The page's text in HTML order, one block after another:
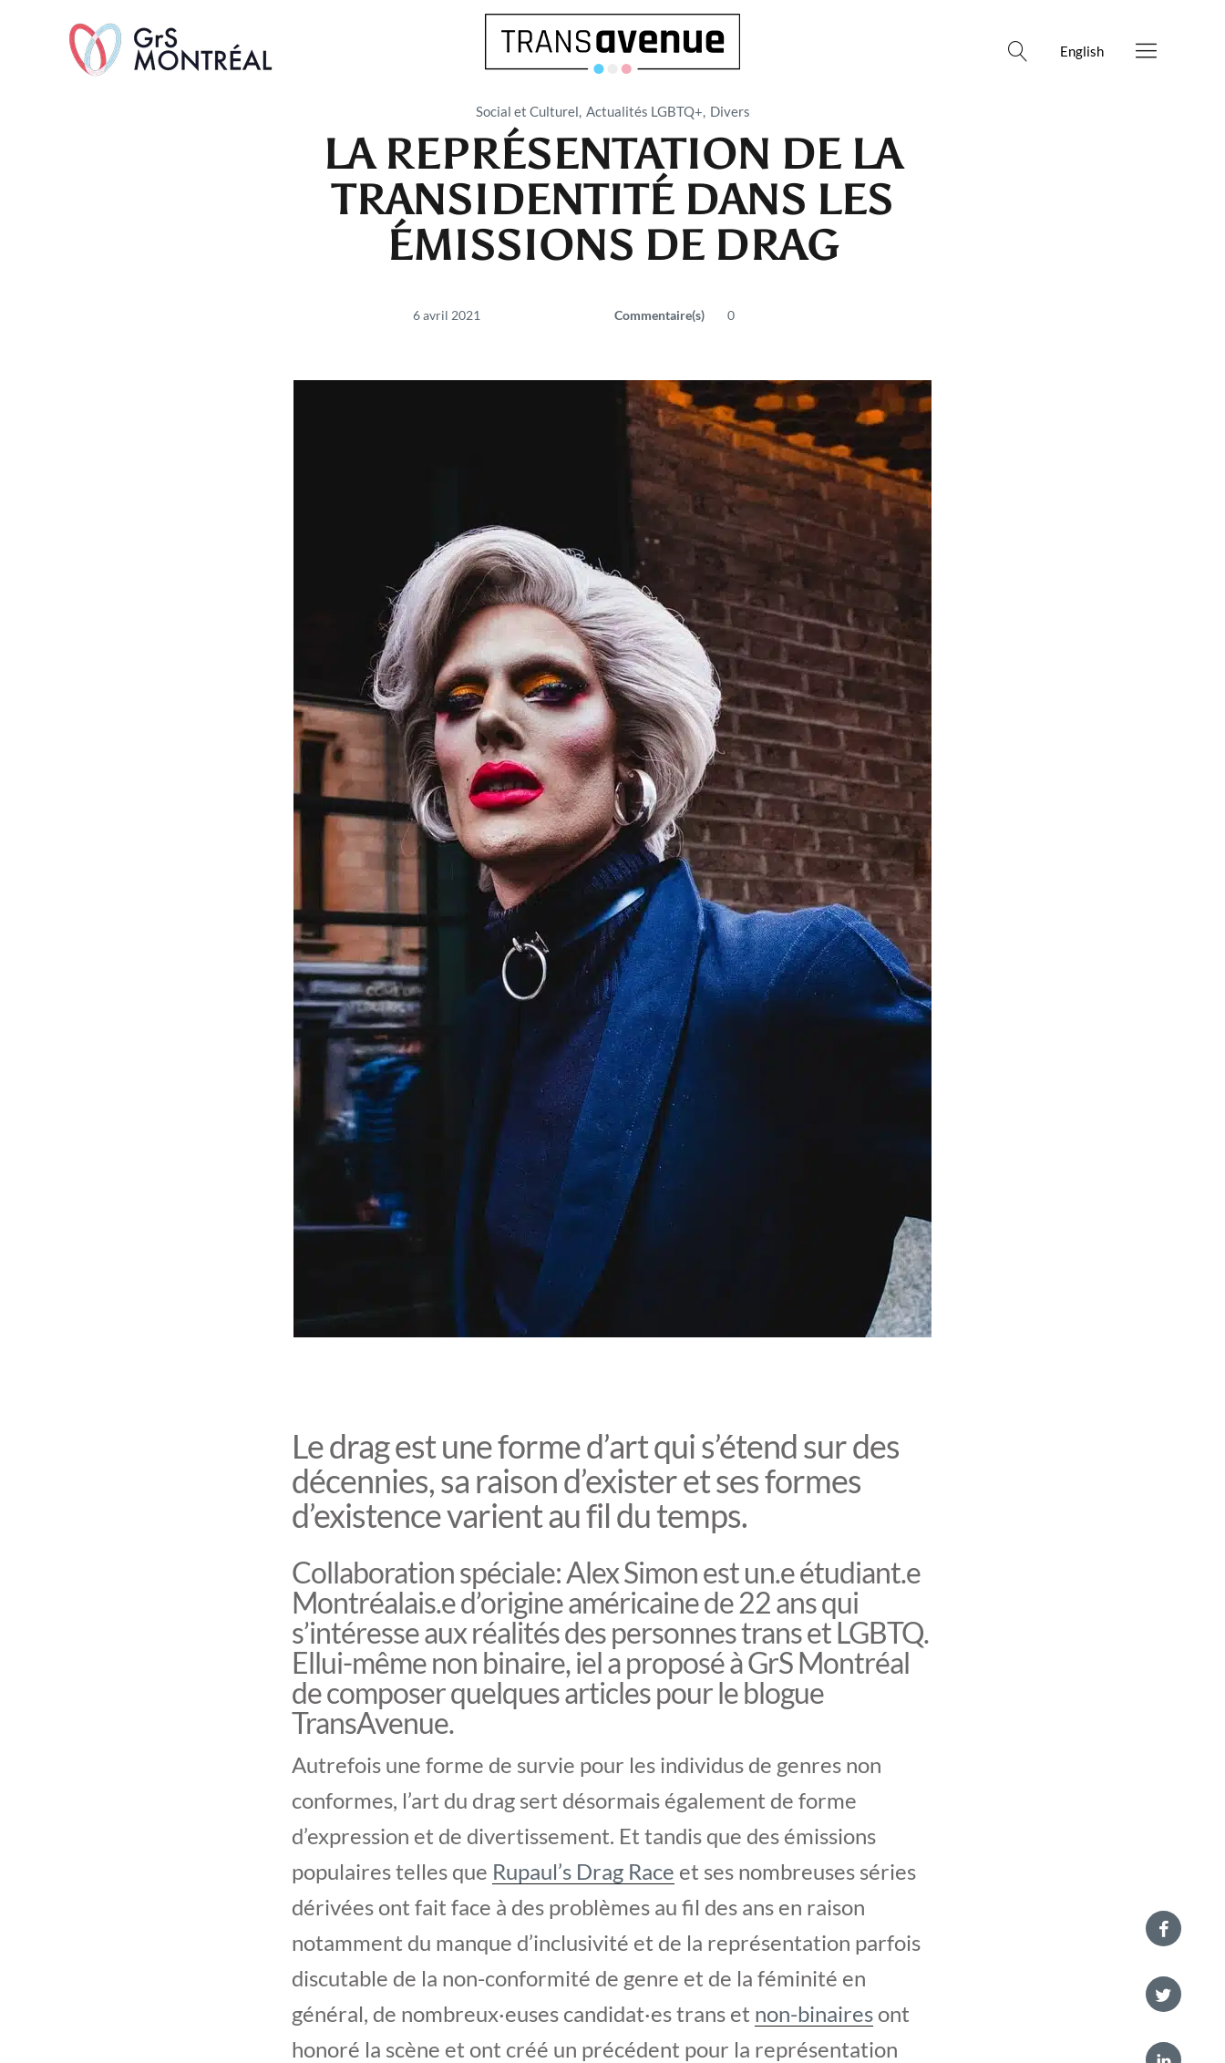
English
Français
English
SEARCH
PAGES
Charte des commentaires et publications
Conditions
d’utilisation
Nous contacter Politique de confidentialité
Social et Culturel Actualités LGBTQ+ Divers
LA REPRÉSENTATION DE LA
TRANSIDENTITÉ DANS LES
ÉMISSIONS DE DRAG
6 avril 2021 Commentaire(s) 0
Le drag est une forme d’art qui s’étend sur des
décennies, sa raison d’exister et ses formes
d’existence varient au fil du temps.
Collaboration spéciale: Alex Simon est un.e étudiant.e
Montréalais.e d’origine américaine de 22 ans qui
s’intéresse aux réalités des personnes trans et LGBTQ.
Ellui-même non binaire, iel a proposé à GrS Montréal
de composer quelques articles pour le blogue
TransAvenue.
Autrefois une forme de survie pour les individus de genres non
conformes, l’art du drag sert désormais également de forme
d’expression et de divertissement. Et tandis que des émissions
populaires telles que Rupaul’s Drag Race et ses nombreuses séries
dérivées ont fait face à des problèmes au fil des ans en raison
notamment du manque d’inclusivité et de la représentation parfois
discutable de la non-conformité de genre et de la féminité en
général, de nombreux·euses candidat·es trans et non-binairesont
honoré la scène et ont créé un précédent pour la représentation